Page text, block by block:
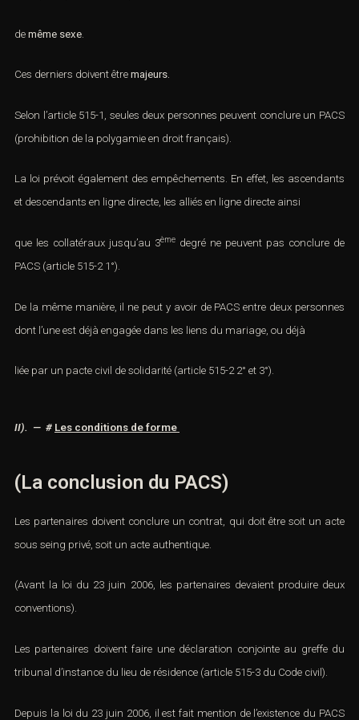
de même sexe
Ces derniers doivent être majeurs.
Selon l’article 515-1, seules deux personnes peuvent conclure un PACS
(prohibition de la polygamie en droit français).
La loi prévoit également des empêchements. En effet, les ascendants
et descendants en ligne directe, les alliés en ligne directe ainsi
que les collatéraux jusqu’au 3ème degré ne peuvent pas conclure de
PACS (article 515-2 1°)
De la même manière, il ne peut y avoir de PACS entre deux personnes
dont l’une est déjà engagée dans les liens du mariage, ou déjà
liée par un pacte civil de solidarité (article 515-2 2° et 3°).
II). — # Les conditions de forme
(La conclusion du PACS)
Les partenaires doivent conclure un contrat, qui doit être soit un acte
sous seing privé, soit un acte authentique.
(Avant la loi du 23 juin 2006, les partenaires devaient produire deux
conventions).
Les partenaires doivent faire une déclaration conjointe au greffe du
tribunal d’instance du lieu de résidence (article 515-3 du Code civil)
Depuis la loi du 23 juin 2006, il est fait mention de l’existence du PACS